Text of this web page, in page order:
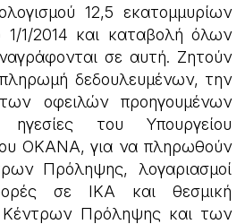
12,5 εκατομμυρίων
1/2014 και καταβολή όλων
σε αυτή. Ζητούν
δεδουλευμένων, την
οφειλών προηγουμένων
του Υπουργείου
ΟΚΑΝΑ, για να πληρωθούν
Πρόληψης, λογαριασμοί
σε ΙΚΑ και θεσμική
Πρόληψης και των